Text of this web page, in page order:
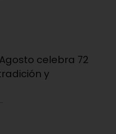
celebra 72
y